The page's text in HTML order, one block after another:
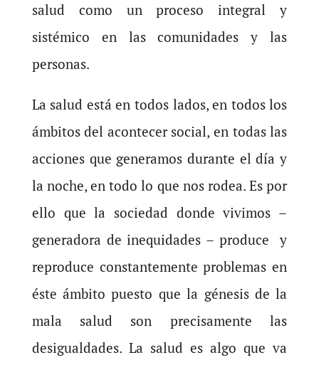
salud como un proceso integral y
sistémico en las comunidades y las
personas.
La salud está en todos lados, en todos los
ámbitos del acontecer social, en todas las
acciones que generamos durante el día y
la noche, en todo lo que nos rodea. Es por
ello que la sociedad donde vivimos –
generadora de inequidades – produce y
reproduce constantemente problemas en
éste ámbito puesto que la génesis de la
mala salud son precisamente las
desigualdades. La salud es algo que va